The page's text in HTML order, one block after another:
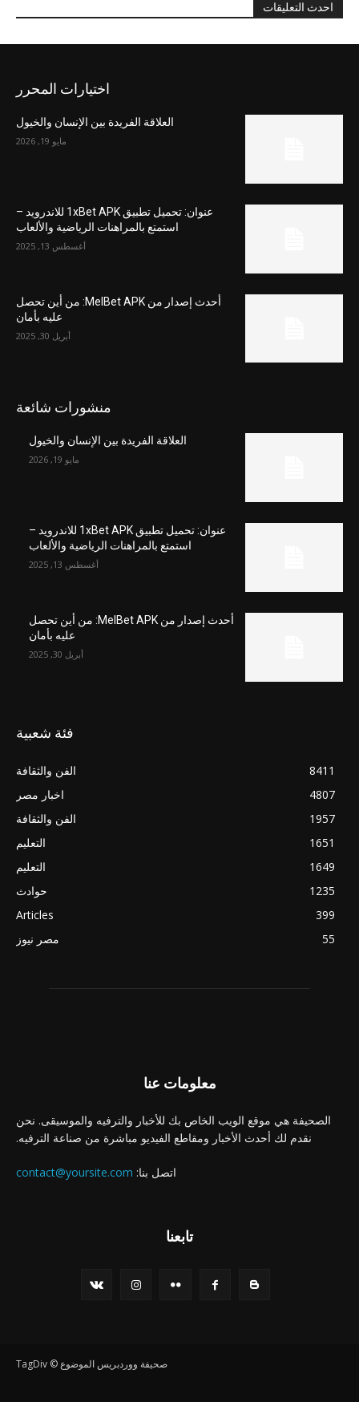
احدث التعليقات
اختيارات المحرر
العلاقة الفريدة بين الإنسان والخيول
مايو 19, 2026
عنوان: تحميل تطبيق 1xBet APK للاندرويد –
استمتع بالمراهنات الرياضية والألعاب
أغسطس 13, 2025
أحدث إصدار من MelBet APK: من أين تحصل
عليه بأمان
أبريل 30, 2025
منشورات شائعة
العلاقة الفريدة بين الإنسان والخيول
مايو 19, 2026
عنوان: تحميل تطبيق 1xBet APK للاندرويد –
استمتع بالمراهنات الرياضية والألعاب
أغسطس 13, 2025
أحدث إصدار من MelBet APK: من أين تحصل
عليه بأمان
أبريل 30, 2025
فئة شعبية
الفن والثقافة
8411
اخبار مصر
4807
الفن والثقافة
1957
التعليم
1651
التعليم
1649
حوادث
1235
Articles
399
مصر نيوز
55
معلومات عنا
الصحيفة هي موقع الويب الخاص بك للأخبار والترفيه والموسيقى. نحن
نقدم لك أحدث الأخبار ومقاطع الفيديو مباشرة من صناعة الترفيه.
اتصل بنا: contact@yoursite.com
تابعنا
صحيفة ووردبريس الموضوع © TagDiv